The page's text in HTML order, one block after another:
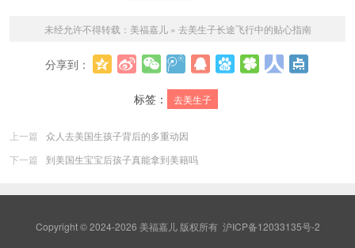
未经允许不得转载： 美福嘉儿» 去美生子长途飞行中的贴心指南
分享到：
标签：
去美生子
上一篇
众人去美国生孩子背后的多重动因
下一篇
到美国生宝宝后孩子真能拿到美籍吗
Copyright © 2024-2026 美福嘉儿 版权所有 沪ICP备12033135号-2